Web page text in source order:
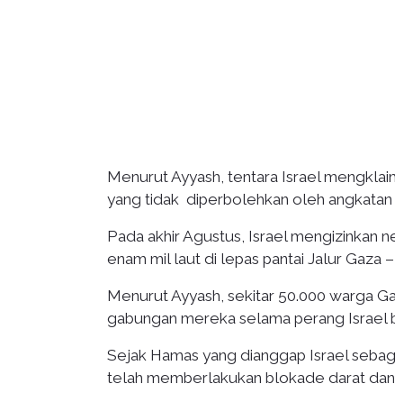
Menurut Ayyash, tentara Israel
yang tidak diperbolehkan oleh angkatan
Pada akhir Agustus, Israel mengizinkan
enam mil laut di lepas pantai Jalur Gaza
Menurut Ayyash, sekitar 50.000 warga
gabungan mereka selama perang Israel
Sejak Hamas yang dianggap Israel
telah memberlakukan blokade darat